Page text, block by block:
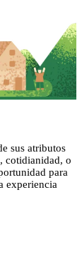
sus atributos
cotidianidad, o
para
experiencia